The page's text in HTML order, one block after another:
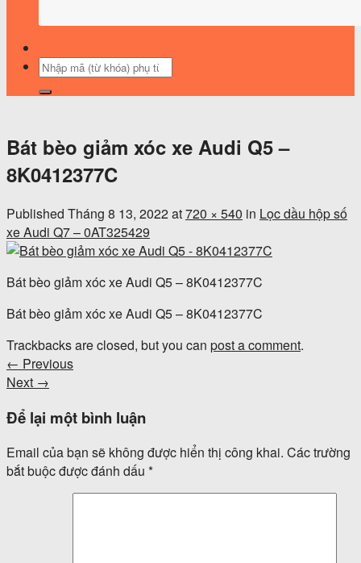
Tìm
Bát bèo giảm xóc xe Audi Q5 –
8K0412377C
Published Tháng 8 13, 2022at720 × 540 in Lọc dầu hộp số
xe Audi Q7 – 0AT325429
Bát bèo giảm xóc xe Audi Q5 – 8K0412377C
Bát bèo giảm xóc xe Audi Q5 – 8K0412377C
Trackbacks are closed, but you can post a comment.
← Previous
Next →
Để lại một bình luận
Email của bạn sẽ không được hiển thị công khai. Các trường
bắt buộc được đánh dấu *